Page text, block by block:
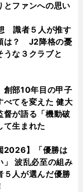
とファンへの思い
識者５人が推す
は？ J2降格の憂
うな３クラブと
創部10年目の甲子
べてを変えた 健大
督が語る「機動破
て生まれた
2026】「優勝は
」 波乱必至の組み
５人が選んだ優勝